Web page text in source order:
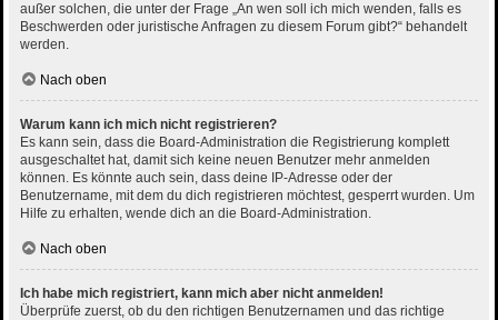
außer solchen, die unter der Frage „An wen soll ich mich wenden, falls es
Beschwerden oder juristische Anfragen zu diesem Forum gibt?“ behandelt
werden.
Nach oben
Warum kann ich mich nicht registrieren?
Es kann sein, dass die Board-Administration die Registrierung komplett
ausgeschaltet hat, damit sich keine neuen Benutzer mehr anmelden
können. Es könnte auch sein, dass deine IP-Adresse oder der
Benutzername, mit dem du dich registrieren möchtest, gesperrt wurden. Um
Hilfe zu erhalten, wende dich an die Board-Administration.
Nach oben
Ich habe mich registriert, kann mich aber nicht anmelden!
Überprüfe zuerst, ob du den richtigen Benutzernamen und das richtige